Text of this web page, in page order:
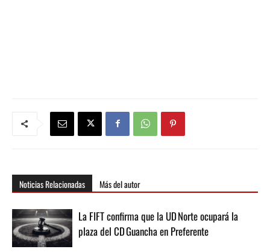
Noticias Relacionadas Más del autor
La FIFT confirma que la UD Norte ocupará la
plaza del CD Guancha en Preferente